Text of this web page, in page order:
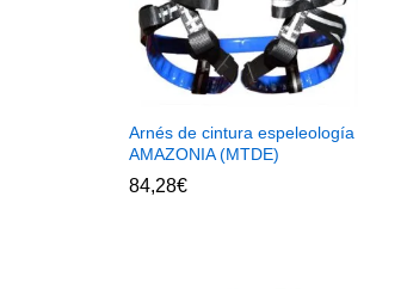
Arnés de cintura espeleología
AMAZONIA (MTDE)
84,28€